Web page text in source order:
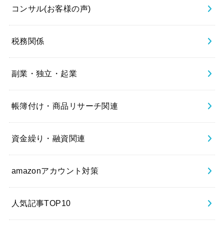
コンサル(お客様の声)
税務関係
副業・独立・起業
帳簿付け・商品リサーチ関連
資金繰り・融資関連
amazonアカウント対策
人気記事TOP10